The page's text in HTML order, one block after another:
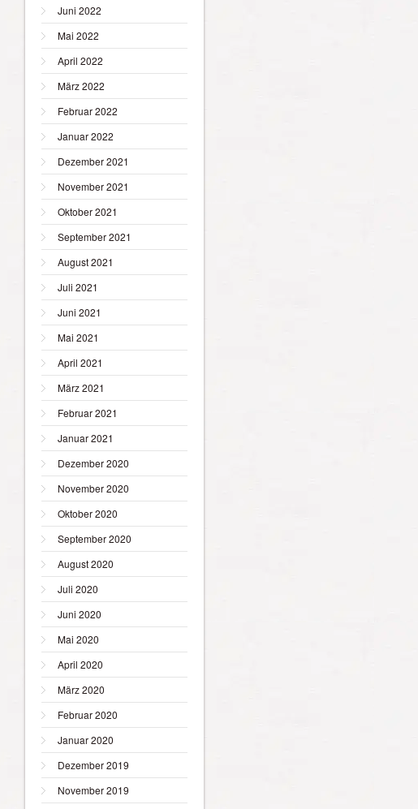
Juni 2022
Mai 2022
April 2022
März 2022
Februar 2022
Januar 2022
Dezember 2021
November 2021
Oktober 2021
September 2021
August 2021
Juli 2021
Juni 2021
Mai 2021
April 2021
März 2021
Februar 2021
Januar 2021
Dezember 2020
November 2020
Oktober 2020
September 2020
August 2020
Juli 2020
Juni 2020
Mai 2020
April 2020
März 2020
Februar 2020
Januar 2020
Dezember 2019
November 2019